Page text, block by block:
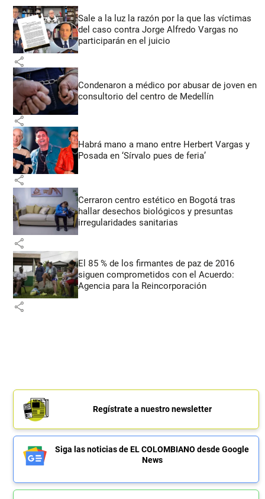
Sale a la luz la razón por la que las víctimas
del caso contra Jorge Alfredo Vargas no
participarán en el juicio
share
Condenaron a médico por abusar de joven en
consultorio del centro de Medellín
share
Habrá mano a mano entre Herbert Vargas y
Posada en ‘Sírvalo pues de feria’
share
Cerraron centro estético en Bogotá tras
hallar desechos biológicos y presuntas
irregularidades sanitarias
share
El 85 % de los firmantes de paz de 2016
siguen comprometidos con el Acuerdo:
Agencia para la Reincorporación
share
Regístrate a nuestro newsletter
Siga las noticias de EL COLOMBIANO desde Google
News